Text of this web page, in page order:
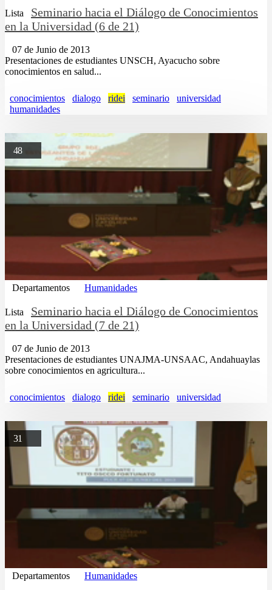
Lista
Seminario hacia el Diálogo de Conocimientos
en la Universidad (6 de 21)
07 de Junio de 2013
Presentaciones de estudiantes UNSCH, Ayacucho sobre
conocimientos en salud...
conocimientos dialogo ridei seminario
universidad
humanidades
48
Departamentos Humanidades
Lista
Seminario hacia el Diálogo de Conocimientos
en la Universidad (7 de 21)
07 de Junio de 2013
Presentaciones de estudiantes UNAJMA-UNSAAC, Andahuaylas
sobre conocimientos en agricultura...
conocimientos dialogo ridei seminario universidad
31
Departamentos Humanidades